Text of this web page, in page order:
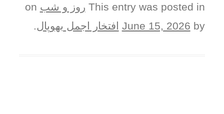
This entry was posted in روز و شب
June 15, 2026 by افتخار اجمل بھوپال.